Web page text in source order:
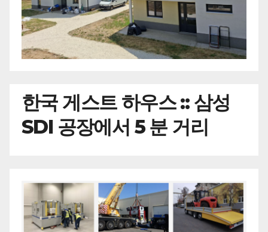
한국 게스트 하우스 :: 삼성
SDI 공장에서 5 분 거리